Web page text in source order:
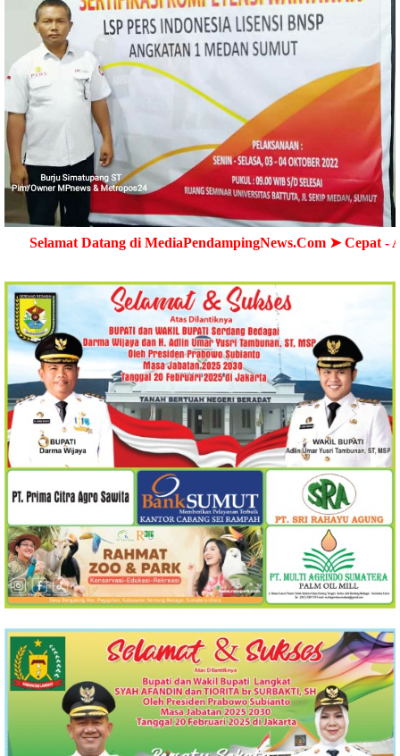
di MediaPendampingNews.Com ➤ Cepat - Akurat -